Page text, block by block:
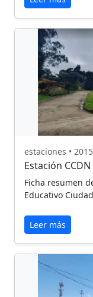
estaciones •
Estación CCDN
Ficha resumen
Educativo
Leer más